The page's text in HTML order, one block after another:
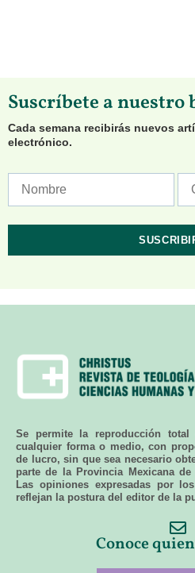
Suscríbete a
Cada semana recibirás nuevos
electrónico.
Se permite la reproducción
cualquier forma o medio, con
de lucro, sin que sea necesario
parte de la Provincia Mexicana
Las opiniones expresadas por
reflejan la postura del editor de la
Conoce